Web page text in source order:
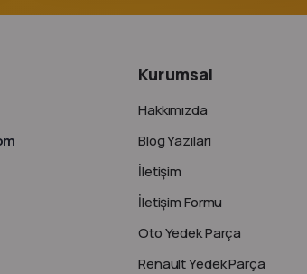
Kurumsal
Hakkımızda
Blog Yazıları
İletişim
İletişim Formu
Oto Yedek Parça
Renault Yedek Parça